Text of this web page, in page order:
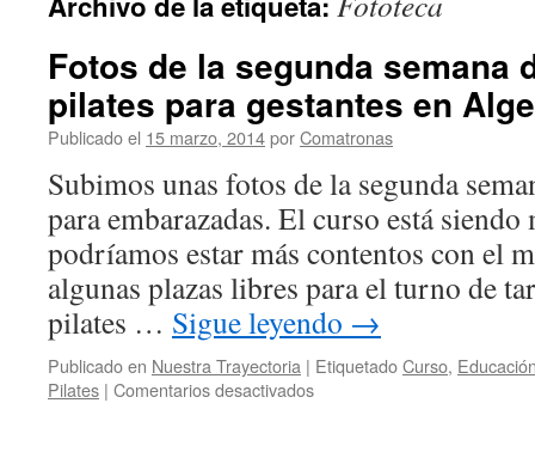
Fotos de la segunda semana
pilates para gestantes en
Publicado el 15 marzo, 2014porComatronas
Subimos unas fotos de la segunda
para embarazadas. El curso está
podríamos estar más contentos con el
algunas plazas libres para el turno de
pilates … Sigue leyendo →
Publicado en Nuestra Trayectoria | EtiquetadoCurso,
Pilates | Comentarios desactivadosen